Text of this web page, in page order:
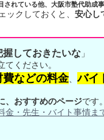
されている他、大阪市塾代助成
ックしておくと、 安心し
握しておきたいな 」
ください。
費などの料金、バイ
、おすすめのページです。
・先生・バイト事情ま